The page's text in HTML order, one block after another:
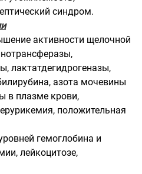
синдром.
активности щелочной
лактатдегидрогеназы,
азота мочевины
в плазме крови,
положительная
гемоглобина и
лейкоцитозе,